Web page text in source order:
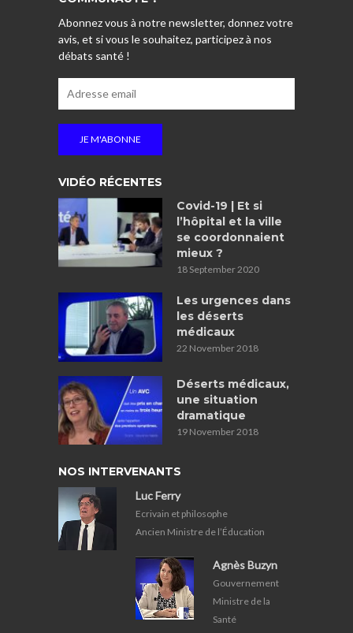
Abonnez vous à notre newsletter, donnez votre
avis, et si vous le souhaitez, participez à nos
débats santé !
VIDÉO RÉCENTES
Covid-19 | Et si
l’hôpital et la ville
se coordonnaient
mieux ?
18 September 2020
Les urgences dans
les déserts
médicaux
22 November 2018
Déserts médicaux,
une situation
dramatique
19 November 2018
NOS INTERVENANTS
Luc Ferry
Ecrivain et philosophe
Ancien Ministre de l’Éducation
Agnès Buzyn
Gouvernement
Ministre de la
Santé